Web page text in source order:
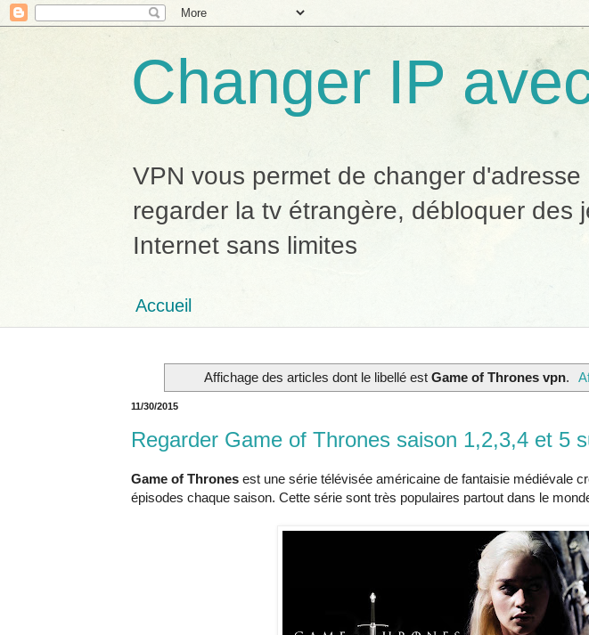
Changer IP
VPN vous permet de changer
regarder la tv étrangère, débloquer des
Internet sans limites
Accueil
Affichage des articles dont le libellé est Game of Thrones vpn.
11/30/2015
Regarder Game of Thrones saison 1,2,3,4 et 5
Game of Thrones est une série télévisée américaine de fantaisie médiévale
épisodes chaque saison. Cette série sont très populaires partout dans le